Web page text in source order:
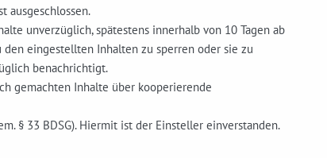
ausgeschlossen.
unverzüglich, spätestens innerhalb von 10 Tagen ab
eingestellten Inhalten zu sperren oder sie zu
benachrichtigt.
gemachten Inhalte über kooperierende
§ 33 BDSG). Hiermit ist der Einsteller einverstanden.